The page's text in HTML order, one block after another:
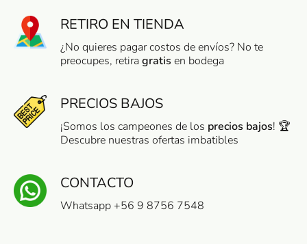
RETIRO EN TIENDA
¿No quieres pagar costos de envíos? No te
preocupes, retira gratis en bodega
PRECIOS BAJOS
¡Somos los campeones de los precios bajos! 🏆
Descubre nuestras ofertas imbatibles
CONTACTO
Whatsapp +56 9 8756 7548